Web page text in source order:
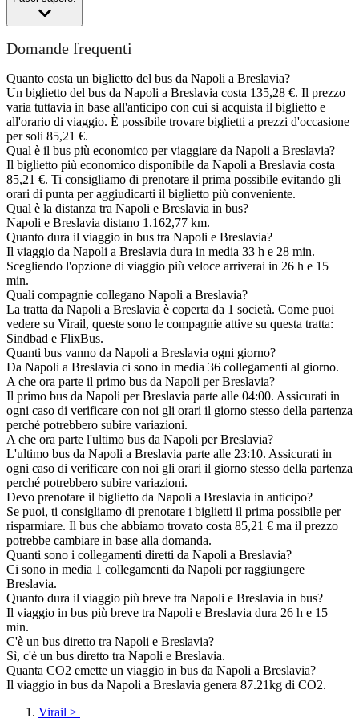
Domande frequenti
Quanto costa un biglietto del bus da Napoli a Breslavia?
Un biglietto del bus da Napoli a Breslavia costa 135,28 €. Il prezzo
varia tuttavia in base all'anticipo con cui si acquista il biglietto e
all'orario di viaggio. È possibile trovare biglietti a prezzi d'occasione
per soli 85,21 €.
Qual è il bus più economico per viaggiare da Napoli a Breslavia?
Il biglietto più economico disponibile da Napoli a Breslavia costa
85,21 €. Ti consigliamo di prenotare il prima possibile evitando gli
orari di punta per aggiudicarti il biglietto più conveniente.
Qual è la distanza tra Napoli e Breslavia in bus?
Napoli e Breslavia distano 1.162,77 km.
Quanto dura il viaggio in bus tra Napoli e Breslavia?
Il viaggio da Napoli a Breslavia dura in media 33 h e 28 min.
Scegliendo l'opzione di viaggio più veloce arriverai in 26 h e 15
min.
Quali compagnie collegano Napoli a Breslavia?
La tratta da Napoli a Breslavia è coperta da 1 società. Come puoi
vedere su Virail, queste sono le compagnie attive su questa tratta:
Sindbad e FlixBus.
Quanti bus vanno da Napoli a Breslavia ogni giorno?
Da Napoli a Breslavia ci sono in media 36 collegamenti al giorno.
A che ora parte il primo bus da Napoli per Breslavia?
Il primo bus da Napoli per Breslavia parte alle 04:00. Assicurati in
ogni caso di verificare con noi gli orari il giorno stesso della partenza
perché potrebbero subire variazioni.
A che ora parte l'ultimo bus da Napoli per Breslavia?
L'ultimo bus da Napoli a Breslavia parte alle 23:10. Assicurati in
ogni caso di verificare con noi gli orari il giorno stesso della partenza
perché potrebbero subire variazioni.
Devo prenotare il biglietto da Napoli a Breslavia in anticipo?
Se puoi, ti consigliamo di prenotare i biglietti il prima possibile per
risparmiare. Il bus che abbiamo trovato costa 85,21 € ma il prezzo
potrebbe cambiare in base alla domanda.
Quanti sono i collegamenti diretti da Napoli a Breslavia?
Ci sono in media 1 collegamenti da Napoli per raggiungere
Breslavia.
Quanto dura il viaggio più breve tra Napoli e Breslavia in bus?
Il viaggio in bus più breve tra Napoli e Breslavia dura 26 h e 15
min.
C'è un bus diretto tra Napoli e Breslavia?
Sì, c'è un bus diretto tra Napoli e Breslavia.
Quanta CO2 emette un viaggio in bus da Napoli a Breslavia?
Il viaggio in bus da Napoli a Breslavia genera 87.21kg di CO2.
Virail >